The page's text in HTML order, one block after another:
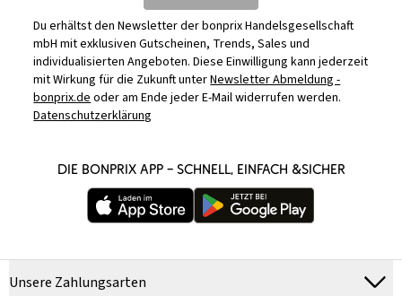
Du erhältst den Newsletter der bonprix Handelsgesellschaft
mbH mit exklusiven Gutscheinen, Trends, Sales und
individualisierten Angeboten. Diese Einwilligung kann jederzeit
mit Wirkung für die Zukunft unterNewsletter Abmeldung -
bonprix.deoder am Ende jeder E-Mail widerrufen werden.
Datenschutzerklärung
DIE BONPRIX APP – SCHNELL, EINFACH &SICHER
Unsere Zahlungsarten